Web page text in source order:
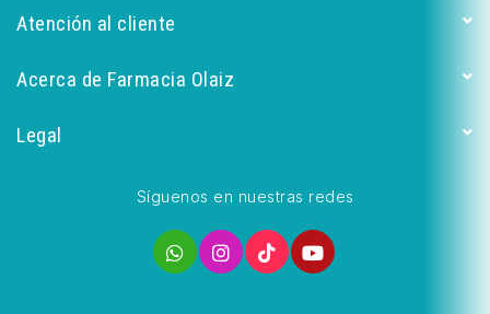
Atención al cliente
Acerca de Farmacia Olaiz
Legal
Síguenos en nuestras redes